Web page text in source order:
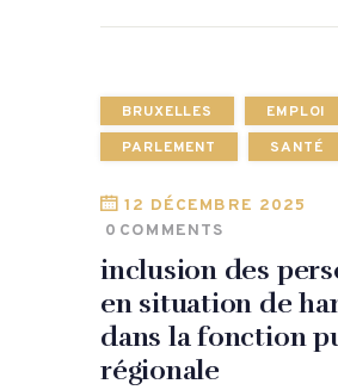
BRUXELLES
EMPLOI
PARLEMENT
SANTÉ
12 DÉCEMBRE 2025
0 COMMENTS
inclusion des
en situation de
dans la fonction
régionale